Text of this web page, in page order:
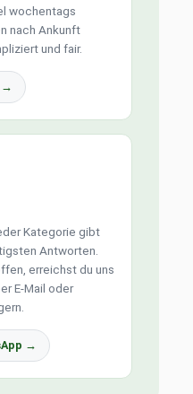
wochentags
nach Ankunft
und fair.
→
Kategorie gibt
Antworten.
erreichst du uns
E-Mail oder
→